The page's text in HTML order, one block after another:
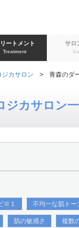
リートメント
Treatment
サロ
ジカサロン > 青森のダ
ジカサロン
※１ 不均一な肌トー
肌の敏感さ 複数